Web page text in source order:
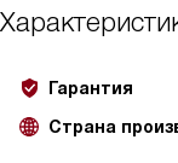
Гарантия
Страна